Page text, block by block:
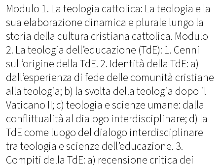
Modulo 1. La teologia cattolica: La teologia e la
sua elaborazione dinamica e plurale lungo la
storia della cultura cristiana cattolica. Modulo
2. La teologia dell’educazione (TdE): 1. Cenni
sull’origine della TdE. 2. Identità della TdE: a)
dall’esperienza di fede delle comunità cristiane
alla teologia; b) la svolta della teologia dopo il
Vaticano II; c) teologia e scienze umane: dalla
conflittualità al dialogo interdisciplinare; d) la
TdE come luogo del dialogo interdisciplinare
tra teologia e scienze dell’educazione. 3.
Compiti della TdE: a) recensione critica dei